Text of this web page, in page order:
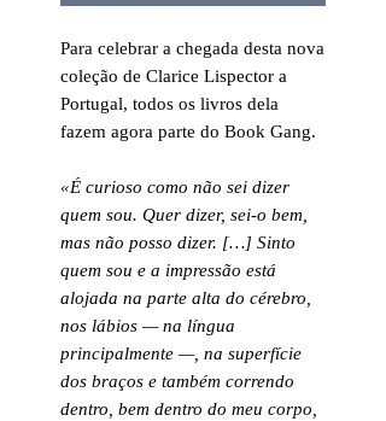
Para celebrar a chegada desta nova
coleção de Clarice Lispector a
Portugal, todos os livros dela
fazem agora parte do Book Gang.
«É curioso como não sei dizer
quem sou. Quer dizer, sei-o bem,
mas não posso dizer. […] Sinto
quem sou e a impressão está
alojada na parte alta do cérebro,
nos lábios — na língua
principalmente —, na superfície
dos braços e também correndo
dentro, bem dentro do meu corpo,